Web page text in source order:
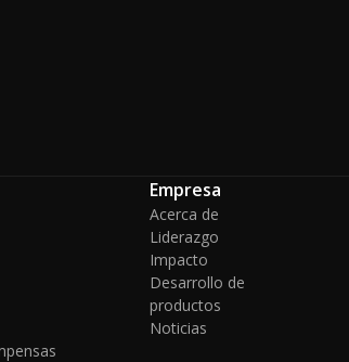
Empresa
Acerca de
Liderazgo
Impacto
Desarrollo de
productos
Noticias